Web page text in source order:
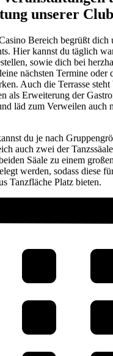
unserer
Bereich begrüßt dich
Hier kannst du täglich
sowie dich bei
nächsten Termine oder
Auch die Terrasse
als Erweiterung der
läd zum Verweilen auch
du je nach
auch zwei der
Säale zu einem
werden, sodass diese
Tanzfläche Platz bieten.